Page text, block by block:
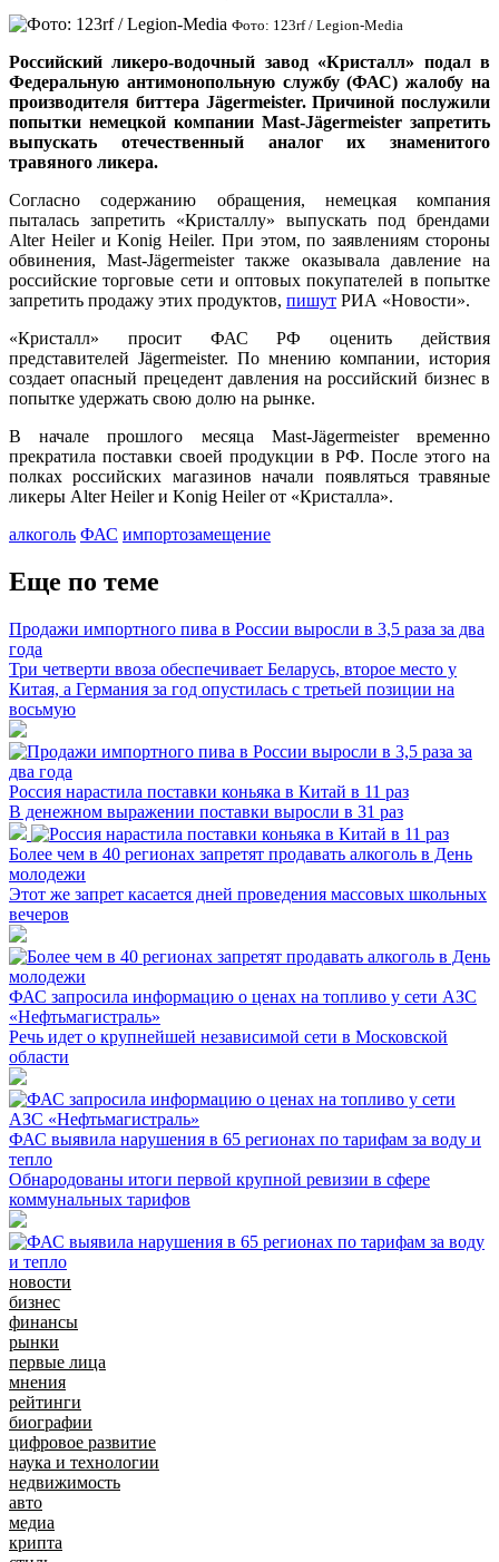
Фото: 123rf / Legion-Media
Российский ликеро-водочный завод «Кристалл» подал в
Федеральную антимонопольную службу (ФАС) жалобу на
производителя биттера Jägermeister. Причиной послужили
попытки немецкой компании Mast-Jägermeister запретить
выпускать отечественный аналог их знаменитого
травяного ликера.
Согласно содержанию обращения, немецкая компания
пыталась запретить «Кристаллу» выпускать под брендами
Alter Heiler и Konig Heiler. При этом, по заявлениям стороны
обвинения, Mast-Jägermeister также оказывала давление на
российские торговые сети и оптовых покупателей в попытке
запретить продажу этих продуктов, пишут РИА «Новости».
«Кристалл» просит ФАС РФ оценить действия
представителей Jägermeister. По мнению компании, история
создает опасный прецедент давления на российский бизнес в
попытке удержать свою долю на рынке.
В начале прошлого месяца Mast-Jägermeister временно
прекратила поставки своей продукции в РФ. После этого на
полках российских магазинов начали появляться травяные
ликеры Alter Heiler и Konig Heiler от «Кристалла».
алкоголь ФАС импортозамещение
Еще по теме
Продажи импортного пива в России выросли в 3,5 раза за два
года
Три четверти ввоза обеспечивает Беларусь, второе место у
Китая, а Германия за год опустилась с третьей позиции на
восьмую
Россия нарастила поставки коньяка в Китай в 11 раз
В денежном выражении поставки выросли в 31 раз
Более чем в 40 регионах запретят продавать алкоголь в День
молодежи
Этот же запрет касается дней проведения массовых школьных
вечеров
ФАС запросила информацию о ценах на топливо у сети АЗС
«Нефтьмагистраль»
Речь идет о крупнейшей независимой сети в Московской
области
ФАС выявила нарушения в 65 регионах по тарифам за воду и
тепло
Обнародованы итоги первой крупной ревизии в сфере
коммунальных тарифов
новости
бизнес
финансы
рынки
первые лица
мнения
рейтинги
биографии
цифровое развитие
наука и технологии
недвижимость
авто
медиа
крипта